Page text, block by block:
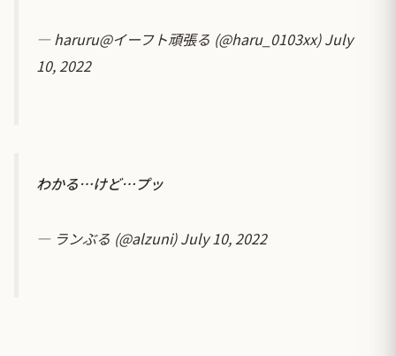
— haruru@イーフト頑張る (@haru_0103xx)July
10, 2022
わかる…けど…プッ
— ランぶる (@alzuni)July 10, 2022